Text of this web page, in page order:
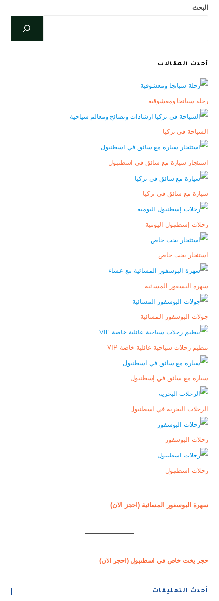
البحث
أحدث المقالات
رحلة سبانجا ومعشوقية
السياحة في تركيا
استئجار سيارة مع سائق في اسطنبول
سيارة مع سائق في تركيا
رحلات إسطنبول اليومية
استئجار يخت خاص
سهرة البسفور المسائية
جولات البوسفور المسائية
تنظيم رحلات سياحية عائلية خاصة VIP
سيارة مع سائق في إسطنبول
الرحلات البحرية في اسطنبول
رحلات البوسفور
رحلات اسطنبول
سهرة البوسفور المسائية (احجز الان)
حجز يخت خاص في اسطنبول (احجز الان)
أحدث التعليقات